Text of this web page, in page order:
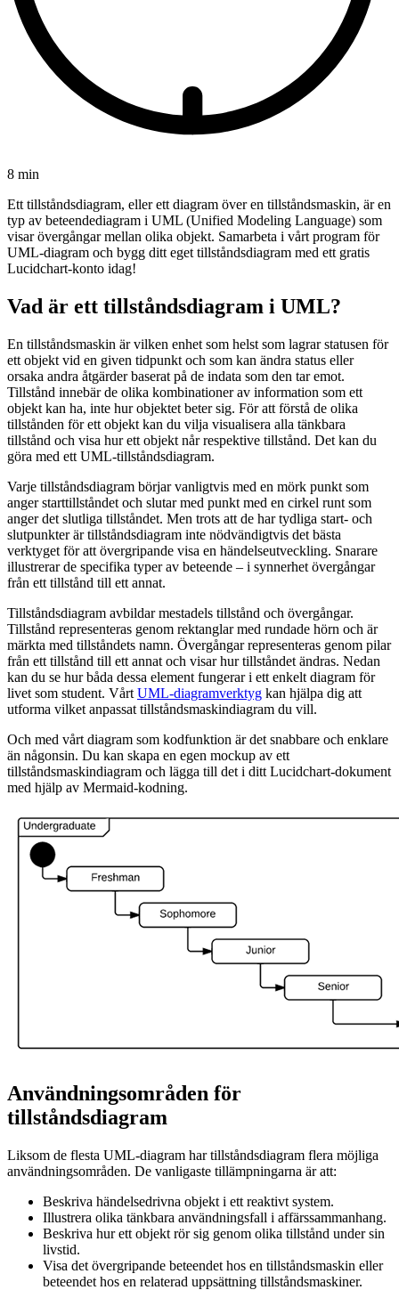
8 min
Ett tillståndsdiagram, eller ett diagram över en tillståndsmaskin, är en
typ av beteendediagram i UML (Unified Modeling Language) som
visar övergångar mellan olika objekt. Samarbeta i vårt program för
UML-diagram och bygg ditt eget tillståndsdiagram med ett gratis
Lucidchart-konto idag!
Vad är ett tillståndsdiagram i UML?
En tillståndsmaskin är vilken enhet som helst som lagrar statusen för
ett objekt vid en given tidpunkt och som kan ändra status eller
orsaka andra åtgärder baserat på de indata som den tar emot.
Tillstånd innebär de olika kombinationer av information som ett
objekt kan ha, inte hur objektet beter sig. För att förstå de olika
tillstånden för ett objekt kan du vilja visualisera alla tänkbara
tillstånd och visa hur ett objekt når respektive tillstånd. Det kan du
göra med ett UML-tillståndsdiagram.
Varje tillståndsdiagram börjar vanligtvis med en mörk punkt som
anger starttillståndet och slutar med punkt med en cirkel runt som
anger det slutliga tillståndet. Men trots att de har tydliga start- och
slutpunkter är tillståndsdiagram inte nödvändigtvis det bästa
verktyget för att övergripande visa en händelseutveckling. Snarare
illustrerar de specifika typer av beteende – i synnerhet övergångar
från ett tillstånd till ett annat.
Tillståndsdiagram avbildar mestadels tillstånd och övergångar.
Tillstånd representeras genom rektanglar med rundade hörn och är
märkta med tillståndets namn. Övergångar representeras genom pilar
från ett tillstånd till ett annat och visar hur tillståndet ändras. Nedan
kan du se hur båda dessa element fungerar i ett enkelt diagram för
livet som student. Vårt UML-diagramverktyg kan hjälpa dig att
utforma vilket anpassat tillståndsmaskindiagram du vill.
Och med vårt diagram som kodfunktion är det snabbare och enklare
än någonsin. Du kan skapa en egen mockup av ett
tillståndsmaskindiagram och lägga till det i ditt Lucidchart-dokument
med hjälp av Mermaid-kodning.
Användningsområden för
tillståndsdiagram
Liksom de flesta UML-diagram har tillståndsdiagram flera möjliga
användningsområden. De vanligaste tillämpningarna är att:
Beskriva händelsedrivna objekt i ett reaktivt system.
Illustrera olika tänkbara användningsfall i affärssammanhang.
Beskriva hur ett objekt rör sig genom olika tillstånd under sin
livstid.
Visa det övergripande beteendet hos en tillståndsmaskin eller
beteendet hos en relaterad uppsättning tillståndsmaskiner.